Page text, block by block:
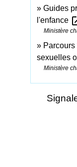
Guides
l'enfance
Ministère
sexuelles
Ministère